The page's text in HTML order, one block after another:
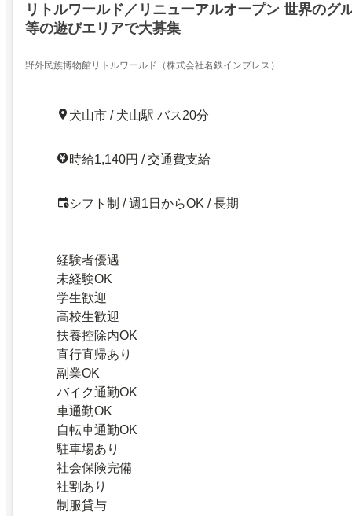
リトルワールド／リニューアルオープン 世界のグ
等の遊びエリアで大募集
野外民族博物館リトルワールド（株式会社名鉄インプレス）
犬山市 / 犬山駅 バス20分
時給1,140円 / 交通費支給
シフト制 / 週1日からOK / 長期
経験者優遇
未経験OK
学生歓迎
高校生歓迎
扶養控除内OK
直行直帰あり
副業OK
バイク通勤OK
車通勤OK
自転車通勤OK
駐車場あり
社会保険完備
社割あり
制服貸与